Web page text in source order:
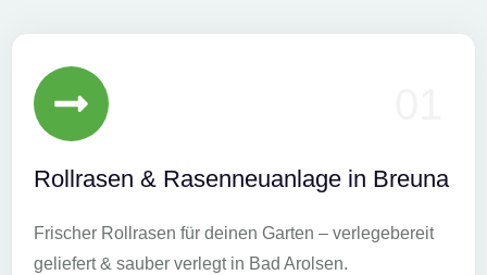
Rollrasen & Rasenneuanlage in Breuna
Frischer Rollrasen für deinen Garten – verlegebereit
geliefert & sauber verlegt in Bad Arolsen.